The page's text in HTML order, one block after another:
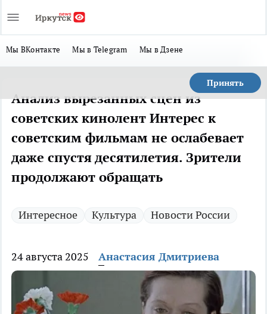
Мы ВКонтакте Мы в Telegram Мы в Дзене
Принять
Анализ вырезанных сцен из
советских кинолент Интерес к
советским фильмам не ослабевает
даже спустя десятилетия. Зрители
продолжают обращать
Интересное Культура Новости России
24 августа 2025 Анастасия Дмитриева